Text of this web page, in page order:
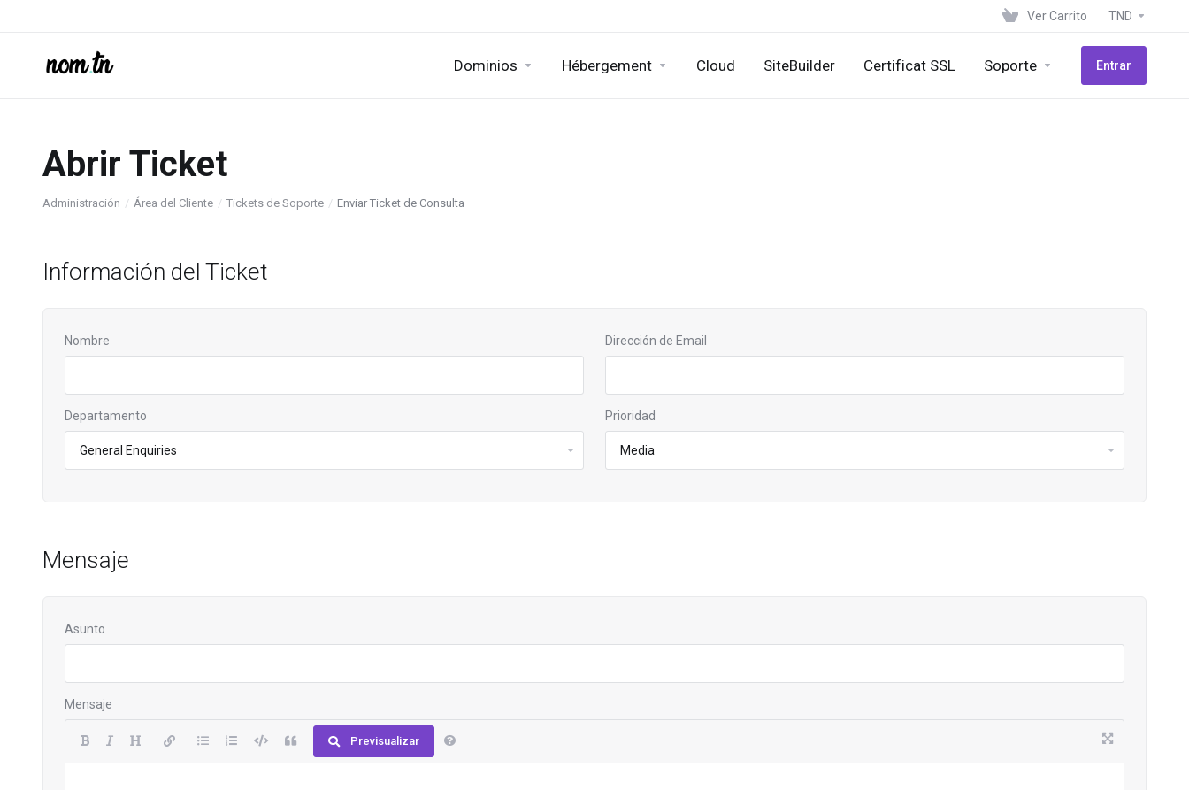
Ver Carrito TND
Dominios Hébergement Cloud SiteBuilder Certificat SSL Soporte Entrar
Abrir Ticket
Administración Área del Cliente Tickets de Soporte Enviar Ticket de Consulta
Información del Ticket
Nombre Dirección de Email
Departamento Prioridad
Mensaje
Asunto
Mensaje
Previsualizar